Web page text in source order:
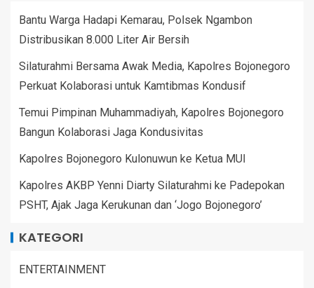
Bantu Warga Hadapi Kemarau, Polsek Ngambon
Distribusikan 8.000 Liter Air Bersih
Silaturahmi Bersama Awak Media, Kapolres Bojonegoro
Perkuat Kolaborasi untuk Kamtibmas Kondusif
Temui Pimpinan Muhammadiyah, Kapolres Bojonegoro
Bangun Kolaborasi Jaga Kondusivitas
Kapolres Bojonegoro Kulonuwun ke Ketua MUI
Kapolres AKBP Yenni Diarty Silaturahmi ke Padepokan
PSHT, Ajak Jaga Kerukunan dan ‘Jogo Bojonegoro’
KATEGORI
ENTERTAINMENT